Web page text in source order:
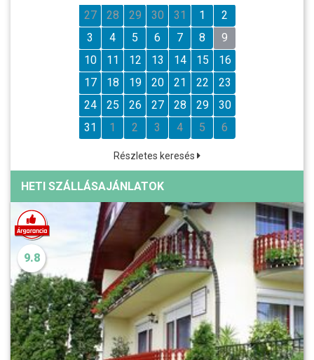
27 28 29 30 31 1
2
3
4 5 6 7 8
9
10
11 12 13 14 15
16
17
18 19 20 21 22
23
24
25 26 27 28 29
30
31
1 2 3 4 5 6
Részletes keresés
HETI SZÁLLÁSAJÁNLATOK
9.8